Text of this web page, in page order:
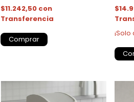
$11.242,50 con
Transferencia
Comprar